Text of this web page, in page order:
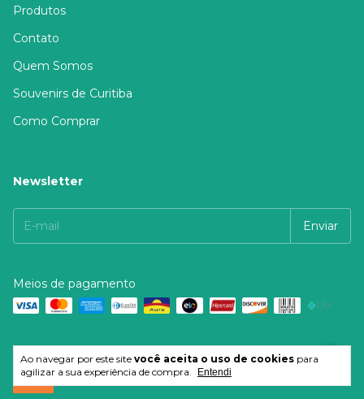
Ao navegar por este site você aceita o uso de cookies para
agilizar a sua experiência de compra.
Entendi
Produtos
Contato
Quem Somos
Souvenirs de Curitiba
Como Comprar
Newsletter
Meios de pagamento